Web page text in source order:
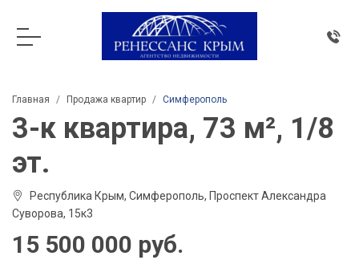
Главная Продажа квартир Симферополь
3-к квартира, 73 м², 1/8
эт.
Республика Крым, Симферополь, Проспект Александра
Суворова, 15к3
15 500 000 руб.